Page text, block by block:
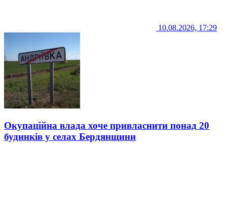
10.08.2026, 17:29
Окупаційна влада хоче привласнити понад 20
будинків у селах Бердянщини